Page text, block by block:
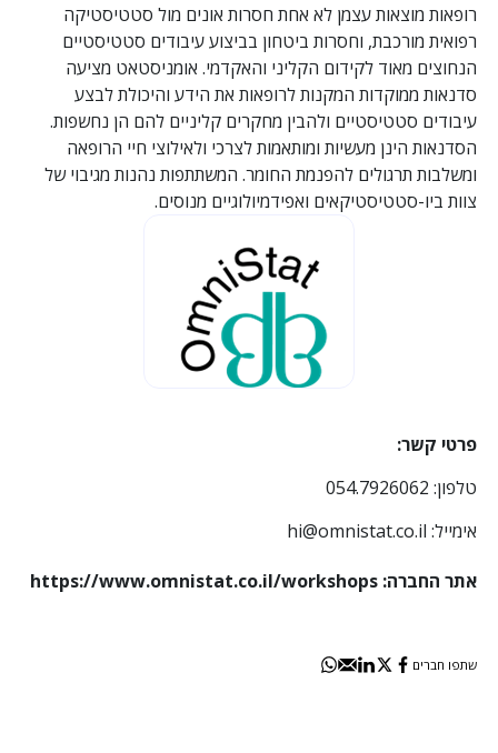
רופאות מוצאות עצמן לא אחת חסרות אונים מול סטטיסטיקה
רפואית מורכבת, וחסרות ביטחון בביצוע עיבודים סטטיסטיים
הנחוצים מאוד לקידום הקליני והאקדמי. אומניסטאט מציעה
סדנאות ממוקדות המקנות לרופאות את הידע והיכולת לבצע
עיבודים סטטיסטיים ולהבין מחקרים קליניים להם הן נחשפות.
הסדנאות הינן מעשיות ומותאמות לצרכי ולאילוצי חיי הרופאה
ומשלבות תרגולים להפנמת החומר. המשתתפות נהנות מגיבוי של
צוות ביו-סטטיסטיקאים ואפידמיולוגיים מנוסים.
פרטי קשר:
טלפון: 054.7926062
אימייל: hi@omnistat.co.il
אתר החברה:https://www.omnistat.co.il/workshops
שתפו חברים